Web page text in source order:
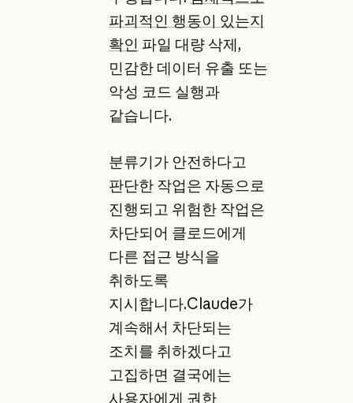
파괴적인 행동이 있는지
확인 파일 대량 삭제,
민감한 데이터 유출 또는
악성 코드 실행과
같습니다.
분류기가 안전하다고
판단한 작업은 자동으로
진행되고 위험한 작업은
차단되어 클로드에게
다른 접근 방식을
취하도록
지시합니다.Claude가
계속해서 차단되는
조치를 취하겠다고
고집하면 결국에는
사용자에게 권한